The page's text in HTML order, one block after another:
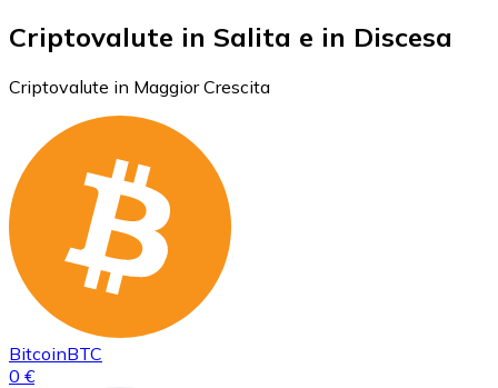
Criptovalute in Salita e in Discesa
Criptovalute in Maggior Crescita
BitcoinBTC
0 €